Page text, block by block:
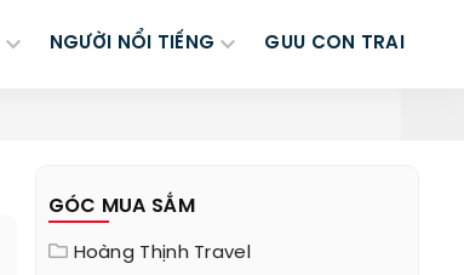
NGƯỜI NỔI TIẾNG GUU CON TRAI
GÓC MUA SẮM
Hoàng Thịnh Travel